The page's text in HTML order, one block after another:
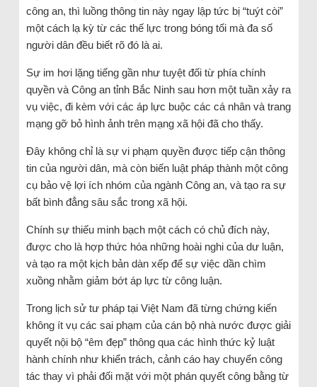
công an, thì luồng thông tin này ngay lập tức bị “tuýt còi”
một cách lạ kỳ từ các thế lực trong bóng tối mà đa số
người dân đều biết rõ đó là ai.
Sự im hơi lặng tiếng gần như tuyệt đối từ phía chính
quyền và Công an tỉnh Bắc Ninh sau hơn một tuần xảy ra
vụ việc, đi kèm với các áp lực buộc các cá nhân và trang
mạng gỡ bỏ hình ảnh trên mạng xã hội đã cho thấy.
Đây không chỉ là sự vi phạm quyền được tiếp cận thông
tin của người dân, mà còn biến luật pháp thành một công
cụ bảo vệ lợi ích nhóm của ngành Công an, và tạo ra sự
bất bình đẳng sâu sắc trong xã hội.
Chính sự thiếu minh bạch một cách có chủ đích này,
được cho là hợp thức hóa những hoài nghi của dư luận,
và tạo ra một kịch bản dàn xếp để sự việc dần chìm
xuồng nhằm giảm bớt áp lực từ công luận.
Trong lịch sử tư pháp tại Việt Nam đã từng chứng kiến
không ít vụ các sai phạm của cán bộ nhà nước được giải
quyết nội bộ “êm đẹp” thông qua các hình thức kỷ luật
hành chính như khiển trách, cảnh cáo hay chuyển công
tác thay vì phải đối mặt với một phán quyết công bằng từ